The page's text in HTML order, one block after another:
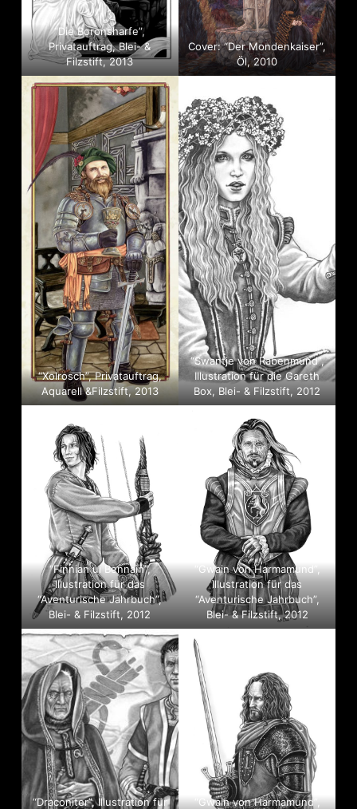
“Die Boronsharfe”,
Privatauftrag, Blei- &
Filzstift, 2013
Cover: “Der Mondenkaiser”,
Öl, 2010
“Xolrosch”, Privatauftrag,
Aquarell &Filzstift, 2013
“Swantje von Rabenmund”,
Illustration für die Gareth
Box, Blei- & Filzstift, 2012
“Finnian ui Bennain”,
Illustration für das
“Aventurische Jahrbuch”,
Blei- & Filzstift, 2012
“Gwain von Harmamund”,
Illustration für das
“Aventurische Jahrbuch”,
Blei- & Filzstift, 2012
“Draconiter”, Illustration für
“Gwain von Harmamund”,